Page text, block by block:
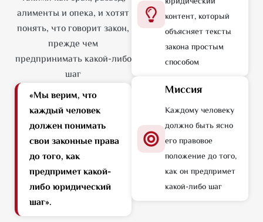
алименты и опека, и хотят
понять, что говорит закон,
прежде чем
предпринимать какой-либо
шаг
«Мы верим, что
каждый человек
должен понимать
свои законные права
до того, как
предпримет какой-
либо юридический
шаг».
контент, который
объясняет тексты
закона простым
способом
Миссия
Каждому человеку
должно быть ясно
его правовое
положение до того,
как он предпримет
какой-либо шаг